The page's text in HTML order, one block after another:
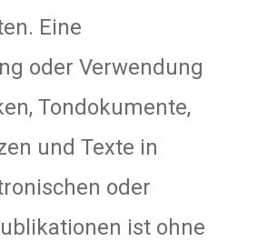
Eine
oder Verwendung
Tondokumente,
und Texte in
oder
ist ohne